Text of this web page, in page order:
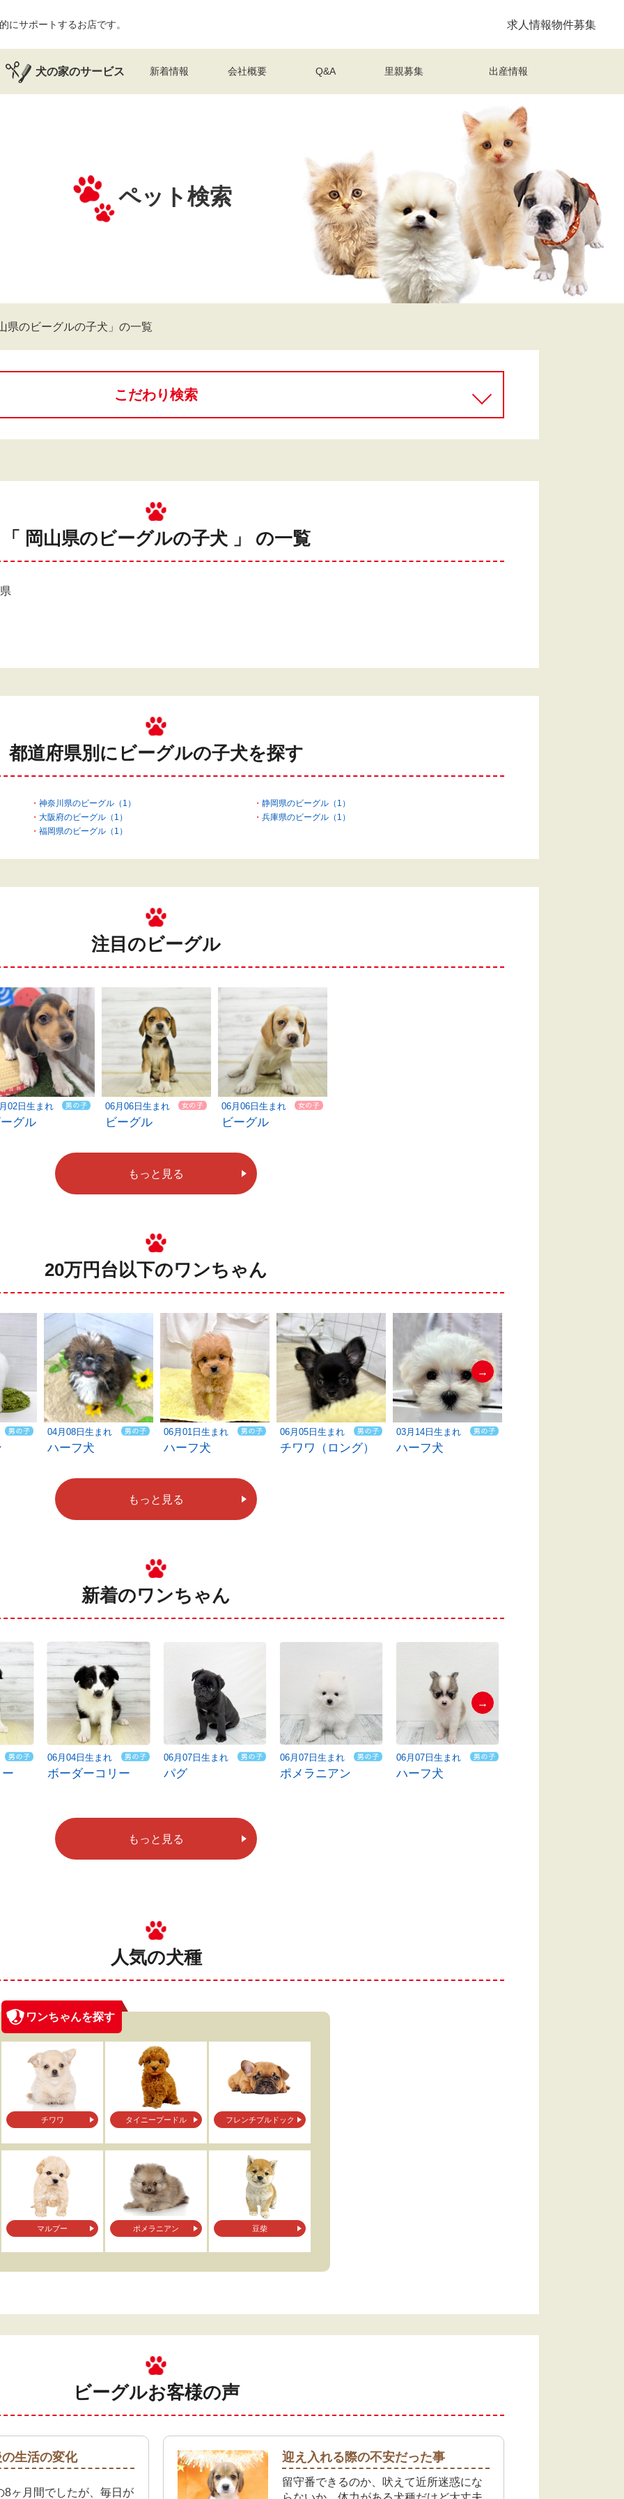
にサポートするお店です。 求人情報物件募集
犬の家のサービス 新着情報 会社概要 Q&A 里親募集 出産情報
ペット検索
県のビーグルの子犬」の一覧
こだわり検索
「 岡山県のビーグルの子犬 」 の一覧
都道府県別にビーグルの子犬を探す
神奈川県のビーグル（1）
静岡県のビーグル（1）
大阪府のビーグル（1）
兵庫県のビーグル（1）
福岡県のビーグル（1）
注目のビーグル
02日生まれ
グル
06月06日生まれ
ビーグル
06月06日生まれ
ビーグル
もっと見る
20万円台以下のワンちゃん
04月08日生まれ
ハーフ犬
06月01日生まれ
ハーフ犬
06月05日生まれ
チワワ（ロング）
03月14日生まれ
ハーフ犬
→
もっと見る
新着のワンちゃん
06月04日生まれ
ボーダーコリー
06月07日生まれ
パグ
06月07日生まれ
ポメラニアン
06月07日生まれ
ハーフ犬
→
もっと見る
人気の犬種
ワンちゃんを探す
チワワ タイニープードル フレンチブルドック
マルプー ポメラニアン 豆柴
ビーグルお客様の声
生活の変化
8ヶ月間でしたが、毎日が
迎え入れる際の不安だった事
留守番できるのか、吠えて近所迷惑にな